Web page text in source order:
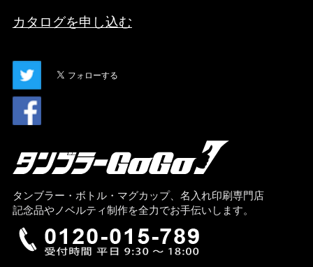
カタログを申し込む
タンブラー・ボトル・マグカップ、名入れ印刷専門店
記念品やノベルティ制作を全力でお手伝いします。